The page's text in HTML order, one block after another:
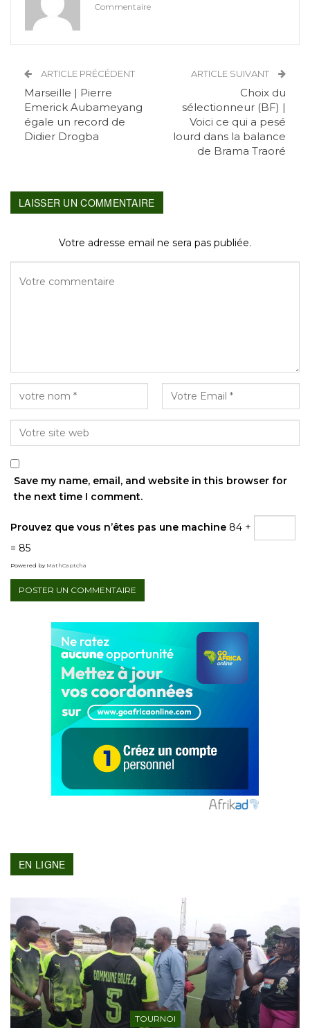
Commentaire
ARTICLE PRÉCÉDENT
Marseille | Pierre
Emerick Aubameyang
égale un record de
Didier Drogba
ARTICLE SUIVANT
Choix du
sélectionneur (BF) |
Voici ce qui a pesé
lourd dans la balance
de Brama Traoré
LAISSER UN COMMENTAIRE
Votre adresse email ne sera pas publiée.
Save my name, email, and website in this browser for
the next time I comment.
Prouvez que vous n’êtes pas une machine 84 +
= 85
Powered by MathCaptcha
EN LIGNE
TOURNOI